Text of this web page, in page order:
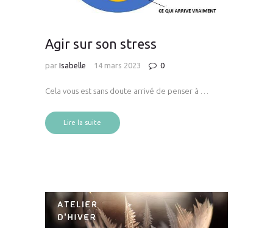
Agir sur son stress
par Isabelle 14 mars 2023 0
Cela vous est sans doute arrivé de penser à …
Lire la suite